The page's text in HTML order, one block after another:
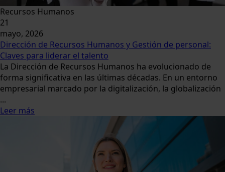
Recursos Humanos
21
mayo, 2026
Dirección de Recursos Humanos y Gestión de personal:
Claves para liderar el talento
La Dirección de Recursos Humanos ha evolucionado de
forma significativa en las últimas décadas. En un entorno
empresarial marcado por la digitalización, la globalización
...
Leer más